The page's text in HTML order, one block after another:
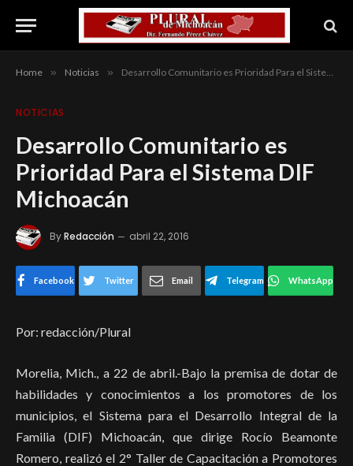
Home » Noticias » Desarrollo Comunitario es Prioridad Para el Sistema DIF Michoacán
NOTICIAS
Desarrollo Comunitario es
Prioridad Para el Sistema DIF
Michoacán
ByRedacción abril 22, 2016
Facebook Twitter Email Telegram WhatsApp
Por: redacción/Plural
Morelia, Mich., a 22 de abril.-Bajo la premisa de dotar de
habilidades y conocimientos a los promotores de los
municipios, el Sistema para el Desarrollo Integral de la
Familia (DIF) Michoacán, que dirige Rocío Beamonte
Romero, realizó el 2° Taller de Capacitación a Promotores